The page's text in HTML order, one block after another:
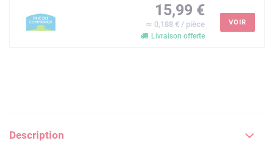
15,99 €
≃ 0,188 € / pièce
Livraison offerte
VOIR
Description